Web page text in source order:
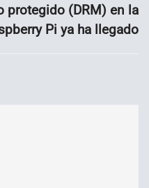
protegido (DRM) en la
Pi ya ha llegado